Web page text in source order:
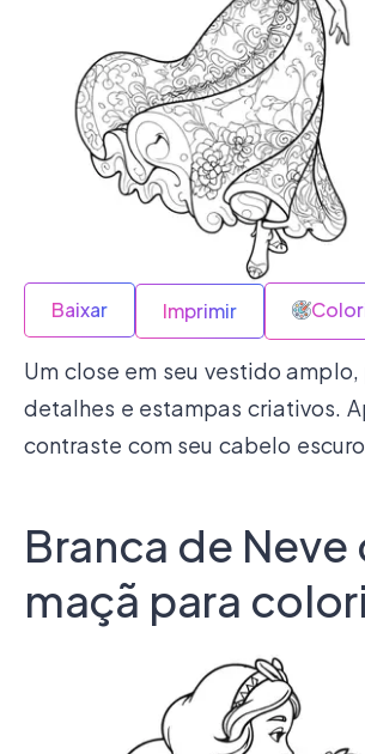
Baixar Imprimir
Um close em seu vestido
detalhes e estampas criativos.
contraste com seu cabelo
Branca de Neve
maçã para